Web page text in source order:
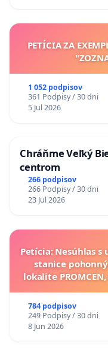
PETÍCIA ZA
1 052 podpisov
361 Podpisy / 30 dni
5 Jul 2026
Chráňme Veľký
centrom
266 podpisov
266 Podpisy / 30 dni
23 Jul 2026
Petícia: Nesúhlas
stanice
lokalite
784 podpisov
249 Podpisy / 30 dni
8 Jun 2026